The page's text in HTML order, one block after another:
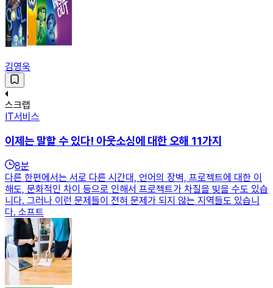
김영욱
스크랩
IT서비스
이제는 말할 수 있다! 아웃소싱에 대한 오해 11가지
8분
다른 한편에서는 서로 다른 시간대, 언어의 장벽, 프로젝트에 대한 이
해도, 문화적인 차이 등으로 인해서 프로젝트가 차질을 빚을 수도 있습
니다. 그러나 이런 문제들이 전혀 문제가 되지 않는 지역들도 있습니
다. 소프트